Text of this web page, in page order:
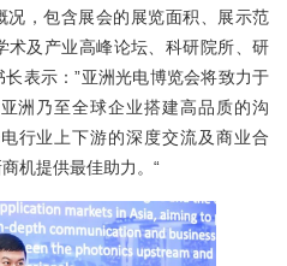
况，包含展会的展览面积、展示范
术及产业高峰论坛、科研院所、研
长表示：”亚洲光电博览会将致力于
洲乃至全球企业搭建高品质的沟
电行业上下游的深度交流及商业合
机提供最佳助力。 “